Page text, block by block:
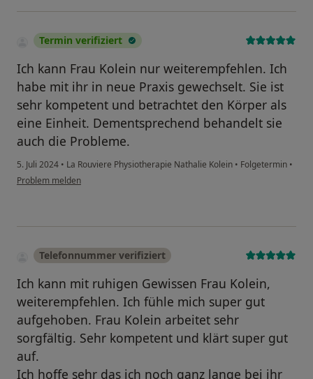
Termin verifiziert
Ich kann Frau Kolein nur weiterempfehlen. Ich
habe mit ihr in neue Praxis gewechselt. Sie ist
sehr kompetent und betrachtet den Körper als
eine Einheit. Dementsprechend behandelt sie
auch die Probleme.
5. Juli 2024 • La Rouviere Physiotherapie Nathalie Kolein • Folgetermin •
Problem melden
Telefonnummer verifiziert
Ich kann mit ruhigen Gewissen Frau Kolein,
weiterempfehlen. Ich fühle mich super gut
aufgehoben. Frau Kolein arbeitet sehr
sorgfältig. Sehr kompetent und klärt super gut
auf.
Ich hoffe sehr das ich noch ganz lange bei ihr